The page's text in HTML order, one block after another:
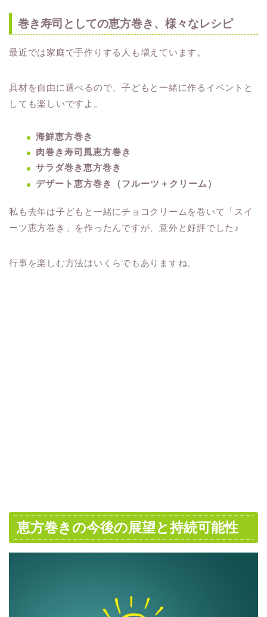
巻き寿司としての恵方巻き、様々なレシピ
最近では家庭で手作りする人も増えています。
具材を自由に選べるので、子どもと一緒に作るイベントと
しても楽しいですよ。
海鮮恵方巻き
肉巻き寿司風恵方巻き
サラダ巻き恵方巻き
デザート恵方巻き（フルーツ＋クリーム）
私も去年は子どもと一緒にチョコクリームを巻いて「スイ
ーツ恵方巻き」を作ったんですが、意外と好評でした♪
行事を楽しむ方法はいくらでもありますね。
恵方巻きの今後の展望と持続可能性